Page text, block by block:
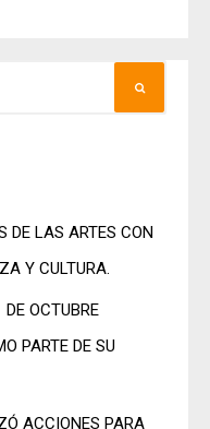
DE LAS ARTES CON
Y CULTURA.
OCTUBRE
PARTE DE SU
ACCIONES PARA